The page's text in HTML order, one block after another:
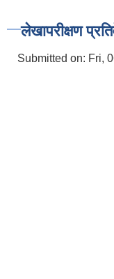
लेखापरीक्षण
Submitted on: Fri,